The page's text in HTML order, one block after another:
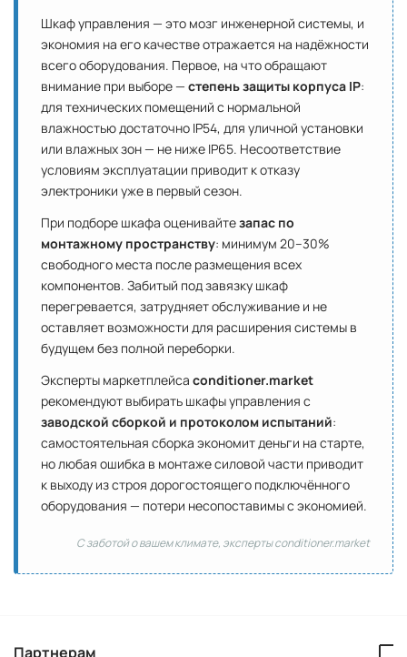
Шкаф управления — это мозг инженерной системы, и
экономия на его качестве отражается на надёжности
всего оборудования. Первое, на что обращают
внимание при выборе — степень защиты корпуса IP:
для технических помещений с нормальной
влажностью достаточно IP54, для уличной установки
или влажных зон — не ниже IP65. Несоответствие
условиям эксплуатации приводит к отказу
электроники уже в первый сезон.
При подборе шкафа оценивайтезапас по
монтажному пространству: минимум 20–30%
свободного места после размещения всех
компонентов. Забитый под завязку шкаф
перегревается, затрудняет обслуживание и не
оставляет возможности для расширения системы в
будущем без полной переборки.
Эксперты маркетплейса conditioner.market
рекомендуют выбирать шкафы управления с
заводской сборкой и протоколом испытаний:
самостоятельная сборка экономит деньги на старте,
но любая ошибка в монтаже силовой части приводит
к выходу из строя дорогостоящего подключённого
оборудования — потери несопоставимы с экономией.
С заботой о вашем климате, эксперты conditioner.market
Партнерам